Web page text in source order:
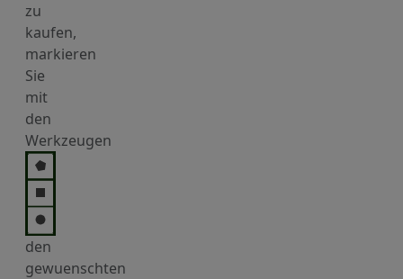
zu
kaufen,
markieren
Sie
mit
den
Werkzeugen
den
gewuenschten